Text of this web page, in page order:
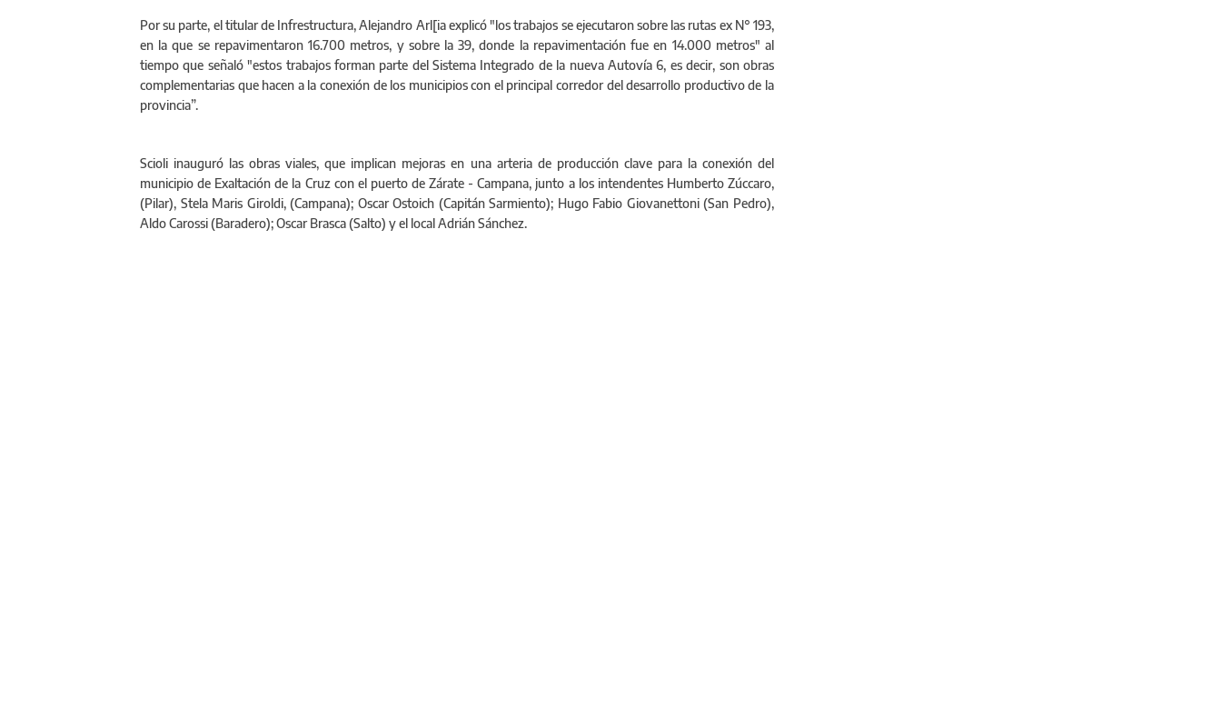
Por su parte, el titular de Infrestructura, Alejandro Arl[ia explicó "los trabajos se ejecutaron sobre las rutas ex N° 193,
en la que se repavimentaron 16.700 metros, y sobre la 39, donde la repavimentación fue en 14.000 metros" al
tiempo que señaló "estos trabajos forman parte del Sistema Integrado de la nueva Autovía 6, es decir, son obras
complementarias que hacen a la conexión de los municipios con el principal corredor del desarrollo productivo de la
provincia”.
Scioli inauguró las obras viales, que implican mejoras en una arteria de producción clave para la conexión del
municipio de Exaltación de la Cruz con el puerto de Zárate - Campana, junto a los intendentes Humberto Zúccaro,
(Pilar), Stela Maris Giroldi, (Campana); Oscar Ostoich (Capitán Sarmiento); Hugo Fabio Giovanettoni (San Pedro),
Aldo Carossi (Baradero); Oscar Brasca (Salto) y el local Adrián Sánchez.